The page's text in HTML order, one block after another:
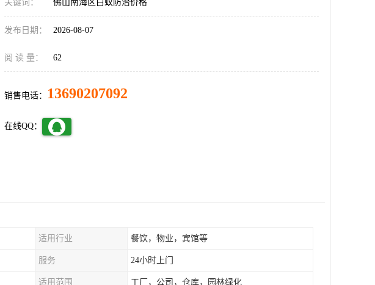
关键词： 佛山南海区白蚁防治价格
发布日期： 2026-08-07
阅 读 量： 62
销售电话： 13690207092
在线QQ：
适用行业 餐饮，物业，宾馆等
服务 24小时上门
适用范围 工厂，公司，仓库，园林绿化